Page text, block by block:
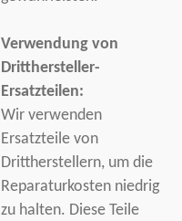
Verwendung von
Dritthersteller-
Ersatzteilen:
Wir verwenden
Ersatzteile von
Drittherstellern, um die
Reparaturkosten niedrig
zu halten. Diese Teile